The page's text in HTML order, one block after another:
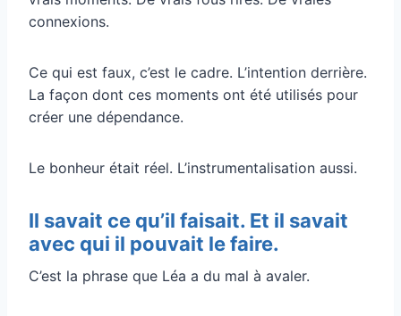
connexions.
Ce qui est faux, c’est le cadre. L’intention derrière.
La façon dont ces moments ont été utilisés pour
créer une dépendance.
Le bonheur était réel. L’instrumentalisation aussi.
Il savait ce qu’il faisait. Et il savait
avec qui il pouvait le faire.
C’est la phrase que Léa a du mal à avaler.